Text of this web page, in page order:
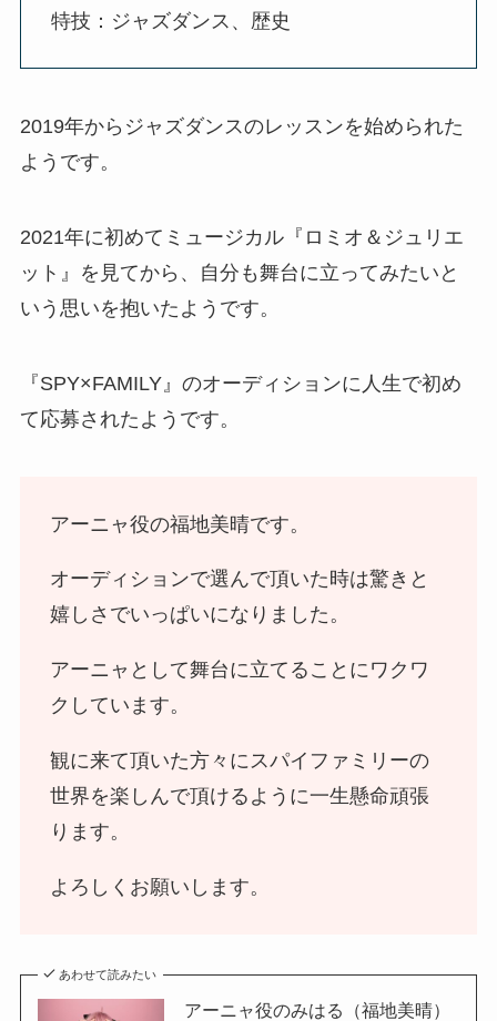
特技：ジャズダンス、歴史
2019年からジャズダンスのレッスンを始められた
ようです。
2021年に初めてミュージカル『ロミオ＆ジュリエ
ット』を見てから、自分も舞台に立ってみたいと
いう思いを抱いたようです。
『SPY×FAMILY』のオーディションに人生で初め
て応募されたようです。
アーニャ役の福地美晴です。
オーディションで選んで頂いた時は驚きと
嬉しさでいっぱいになりました。
アーニャとして舞台に立てることにワクワ
クしています。
観に来て頂いた方々にスパイファミリーの
世界を楽しんで頂けるように一生懸命頑張
ります。
よろしくお願いします。
あわせて読みたい
アーニャ役のみはる（福地美晴）